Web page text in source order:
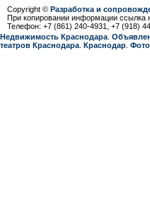
Copyright © Разработка и
При копировании информации ссылка
Телефон: +7 (861) 240-4931, +7 (918)
Недвижимость Краснодара
театров Краснодара Краснодар